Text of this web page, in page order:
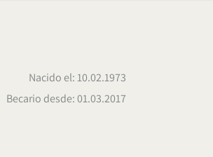
Nacido el: 10.02.1973
Becario desde: 01.03.2017